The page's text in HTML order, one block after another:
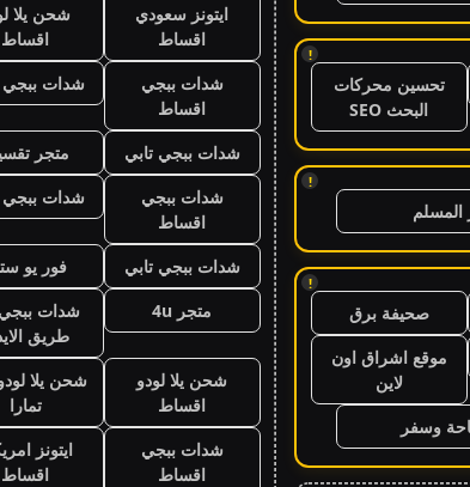
!
تحسين محركات
البحث SEO
!
المسلم
!
صحيفة برق
موقع اشراق اون
لاين
وسفر
ايتونز سعودي
اقساط
شحن يلا
اقساط
شدات ببجي
اقساط
شدات ببجي
شدات ببجي تابي
متجر
شدات ببجي
اقساط
شدات ببجي
شدات ببجي تابي
فور يو
متجر 4u
شدات
طريق
شحن يلا لودو
اقساط
شحن يلا
تمارا
شدات ببجي
اقساط
ايتونز
اقساط